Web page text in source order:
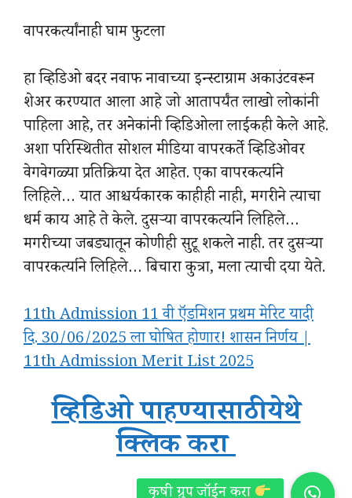
वापरकर्त्यांनाही घाम फुटला
हा व्हिडिओ बदर नवाफ नावाच्या इन्स्टाग्राम अकाउंटवरून
शेअर करण्यात आला आहे जो आतापर्यंत लाखो लोकांनी
पाहिला आहे, तर अनेकांनी व्हिडिओला लाईकही केले आहे.
अशा परिस्थितीत सोशल मीडिया वापरकर्ते व्हिडिओवर
वेगवेगळ्या प्रतिक्रिया देत आहेत. एका वापरकर्त्याने
लिहिले… यात आश्चर्यकारक काहीही नाही, मगरीने त्याचा
धर्म काय आहे ते केले. दुसऱ्या वापरकर्त्याने लिहिले…
मगरीच्या जबड्यातून कोणीही सुटू शकले नाही. तर दुसऱ्या
वापरकर्त्याने लिहिले… बिचारा कुत्रा, मला त्याची दया येते.
11th Admission 11 वी ऍडमिशन प्रथम मेरिट यादी
दि. 30/06/2025 ला घोषित होणार! शासन निर्णय |
11th Admission Merit List 2025
व्हिडिओ पाहण्यासाठी येथे
क्लिक करा